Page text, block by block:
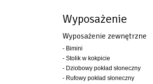
Wyposażenie
Wyposażenie zewnętrzne
- Bimini
- Stolik w kokpicie
- Dziobowy pokład słoneczny
- Rufowy pokład słoneczny